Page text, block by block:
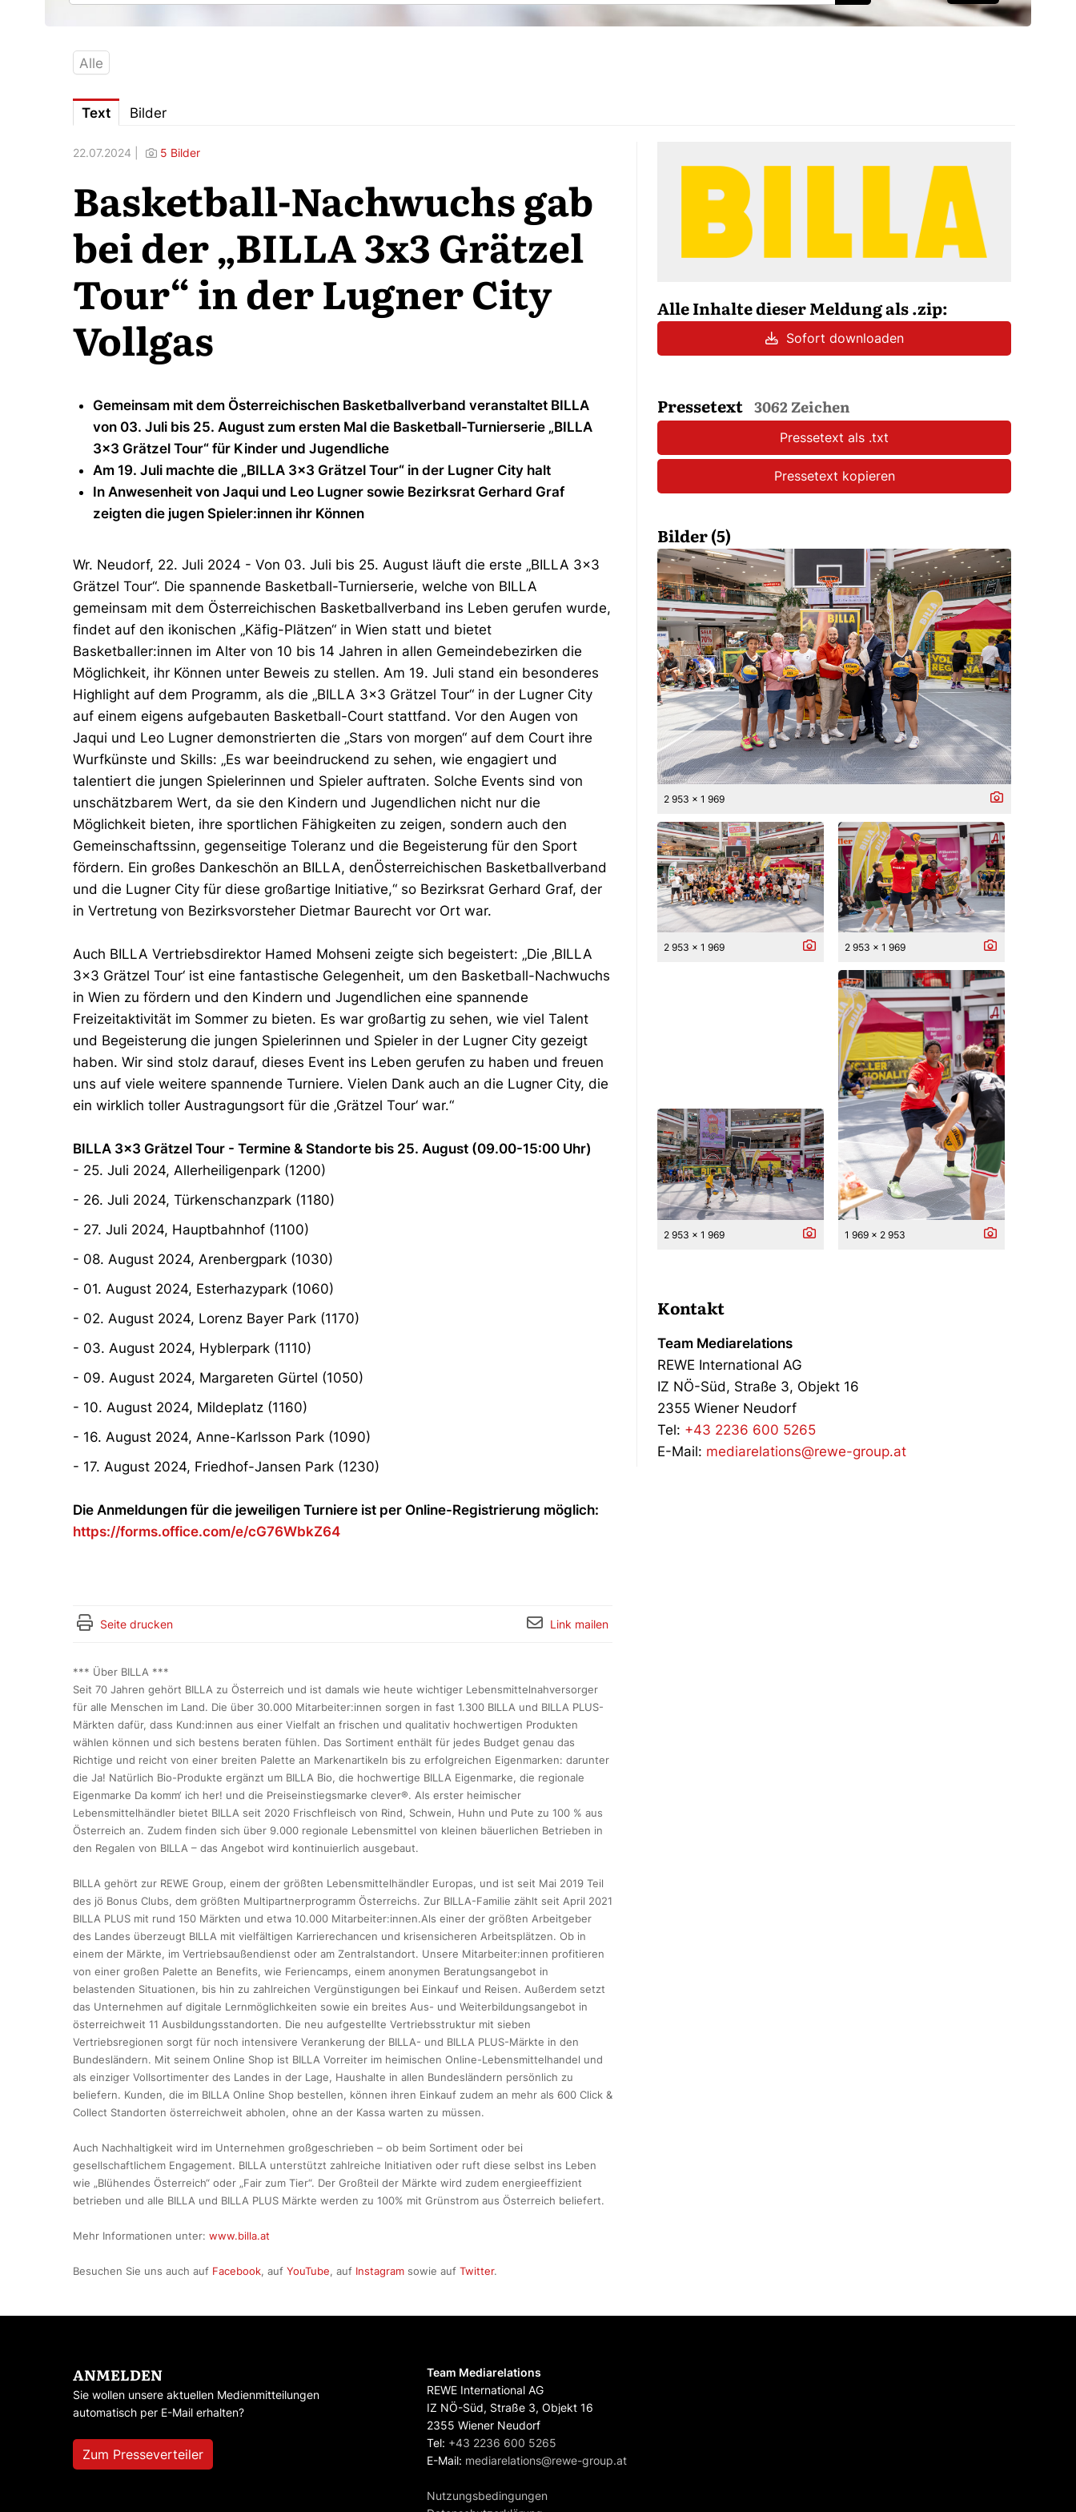
Alle
Text Bilder
22.07.2024 | 5 Bilder
Basketball-Nachwuchs gab
bei der „BILLA 3x3 Grätzel
Tour“ in der Lugner City
Vollgas
Gemeinsam mit dem Österreichischen Basketballverband veranstaltet BILLA
von 03. Juli bis 25. August zum ersten Mal die Basketball-Turnierserie „BILLA
3x3 Grätzel Tour“ für Kinder und Jugendliche
Am 19. Juli machte die „BILLA 3x3 Grätzel Tour“ in der Lugner City halt
In Anwesenheit von Jaqui und Leo Lugner sowie Bezirksrat Gerhard Graf
zeigten die jugen Spieler:innen ihr Können
Wr. Neudorf, 22. Juli 2024 - Von 03. Juli bis 25. August läuft die erste „BILLA 3x3
Grätzel Tour“. Die spannende Basketball-Turnierserie, welche von BILLA
gemeinsam mit dem Österreichischen Basketballverband ins Leben gerufen wurde,
findet auf den ikonischen „Käfig-Plätzen“ in Wien statt und bietet
Basketballer:innen im Alter von 10 bis 14 Jahren in allen Gemeindebezirken die
Möglichkeit, ihr Können unter Beweis zu stellen. Am 19. Juli stand ein besonderes
Highlight auf dem Programm, als die „BILLA 3x3 Grätzel Tour“ in der Lugner City
auf einem eigens aufgebauten Basketball-Court stattfand. Vor den Augen von
Jaqui und Leo Lugner demonstrierten die „Stars von morgen“ auf dem Court ihre
Wurfkünste und Skills: „Es war beeindruckend zu sehen, wie engagiert und
talentiert die jungen Spielerinnen und Spieler auftraten. Solche Events sind von
unschätzbarem Wert, da sie den Kindern und Jugendlichen nicht nur die
Möglichkeit bieten, ihre sportlichen Fähigkeiten zu zeigen, sondern auch den
Gemeinschaftssinn, gegenseitige Toleranz und die Begeisterung für den Sport
fördern. Ein großes Dankeschön an BILLA, denÖsterreichischen Basketballverband
und die Lugner City für diese großartige Initiative,“ so Bezirksrat Gerhard Graf, der
in Vertretung von Bezirksvorsteher Dietmar Baurecht vor Ort war.
Auch BILLA Vertriebsdirektor Hamed Mohseni zeigte sich begeistert: „Die ‚BILLA
3x3 Grätzel Tour‘ ist eine fantastische Gelegenheit, um den Basketball-Nachwuchs
in Wien zu fördern und den Kindern und Jugendlichen eine spannende
Freizeitaktivität im Sommer zu bieten. Es war großartig zu sehen, wie viel Talent
und Begeisterung die jungen Spielerinnen und Spieler in der Lugner City gezeigt
haben. Wir sind stolz darauf, dieses Event ins Leben gerufen zu haben und freuen
uns auf viele weitere spannende Turniere. Vielen Dank auch an die Lugner City, die
ein wirklich toller Austragungsort für die ‚Grätzel Tour‘ war.“
BILLA 3x3 Grätzel Tour - Termine & Standorte bis 25. August (09.00-15:00 Uhr)
- 25. Juli 2024, Allerheiligenpark (1200)
- 26. Juli 2024, Türkenschanzpark (1180)
- 27. Juli 2024, Hauptbahnhof (1100)
- 08. August 2024, Arenbergpark (1030)
- 01. August 2024, Esterhazypark (1060)
- 02. August 2024, Lorenz Bayer Park (1170)
- 03. August 2024, Hyblerpark (1110)
- 09. August 2024, Margareten Gürtel (1050)
- 10. August 2024, Mildeplatz (1160)
- 16. August 2024, Anne-Karlsson Park (1090)
- 17. August 2024, Friedhof-Jansen Park (1230)
Die Anmeldungen für die jeweiligen Turniere ist per Online-Registrierung möglich:
https://forms.office.com/e/cG76WbkZ64
Seite drucken Link mailen
*** Über BILLA ***
Seit 70 Jahren gehört BILLA zu Österreich und ist damals wie heute wichtiger Lebensmittelnahversorger
für alle Menschen im Land. Die über 30.000 Mitarbeiter:innen sorgen in fast 1.300 BILLA und BILLA PLUS-
Märkten dafür, dass Kund:innen aus einer Vielfalt an frischen und qualitativ hochwertigen Produkten
wählen können und sich bestens beraten fühlen. Das Sortiment enthält für jedes Budget genau das
Richtige und reicht von einer breiten Palette an Markenartikeln bis zu erfolgreichen Eigenmarken: darunter
die Ja! Natürlich Bio-Produkte ergänzt um BILLA Bio, die hochwertige BILLA Eigenmarke, die regionale
Eigenmarke Da komm‘ ich her! und die Preiseinstiegsmarke clever®. Als erster heimischer
Lebensmittelhändler bietet BILLA seit 2020 Frischfleisch von Rind, Schwein, Huhn und Pute zu 100 % aus
Österreich an. Zudem finden sich über 9.000 regionale Lebensmittel von kleinen bäuerlichen Betrieben in
den Regalen von BILLA – das Angebot wird kontinuierlich ausgebaut.
BILLA gehört zur REWE Group, einem der größten Lebensmittelhändler Europas, und ist seit Mai 2019 Teil
des jö Bonus Clubs, dem größten Multipartnerprogramm Österreichs. Zur BILLA-Familie zählt seit April 2021
BILLA PLUS mit rund 150 Märkten und etwa 10.000 Mitarbeiter:innen.Als einer der größten Arbeitgeber
des Landes überzeugt BILLA mit vielfältigen Karrierechancen und krisensicheren Arbeitsplätzen. Ob in
einem der Märkte, im Vertriebsaußendienst oder am Zentralstandort. Unsere Mitarbeiter:innen profitieren
von einer großen Palette an Benefits, wie Feriencamps, einem anonymen Beratungsangebot in
belastenden Situationen, bis hin zu zahlreichen Vergünstigungen bei Einkauf und Reisen. Außerdem setzt
das Unternehmen auf digitale Lernmöglichkeiten sowie ein breites Aus- und Weiterbildungsangebot in
österreichweit 11 Ausbildungsstandorten. Die neu aufgestellte Vertriebsstruktur mit sieben
Vertriebsregionen sorgt für noch intensivere Verankerung der BILLA- und BILLA PLUS-Märkte in den
Bundesländern. Mit seinem Online Shop ist BILLA Vorreiter im heimischen Online-Lebensmittelhandel und
als einziger Vollsortimenter des Landes in der Lage, Haushalte in allen Bundesländern persönlich zu
beliefern. Kunden, die im BILLA Online Shop bestellen, können ihren Einkauf zudem an mehr als 600 Click &
Collect Standorten österreichweit abholen, ohne an der Kassa warten zu müssen.
Auch Nachhaltigkeit wird im Unternehmen großgeschrieben – ob beim Sortiment oder bei
gesellschaftlichem Engagement. BILLA unterstützt zahlreiche Initiativen oder ruft diese selbst ins Leben
wie „Blühendes Österreich“ oder „Fair zum Tier“. Der Großteil der Märkte wird zudem energieeffizient
betrieben und alle BILLA und BILLA PLUS Märkte werden zu 100% mit Grünstrom aus Österreich beliefert.
Mehr Informationen unter: www.billa.at
Besuchen Sie uns auch auf Facebook, auf YouTube, auf Instagram sowie auf Twitter.
Alle Inhalte dieser Meldung als .zip:
Sofort downloaden
Pressetext 3062 Zeichen
Pressetext als .txt
Pressetext kopieren
Bilder (5)
2 953 x 1 969
2 953 x 1 969 2 953 x 1 969
2 953 x 1 969 1 969 x 2 953
Kontakt
Team Mediarelations
REWE International AG
IZ NÖ-Süd, Straße 3, Objekt 16
2355 Wiener Neudorf
Tel: +43 2236 600 5265
E-Mail: mediarelations@rewe-group.at
ANMELDEN
Sie wollen unsere aktuellen Medienmitteilungen
automatisch per E-Mail erhalten?
Zum Presseverteiler
Team Mediarelations
REWE International AG
IZ NÖ-Süd, Straße 3, Objekt 16
2355 Wiener Neudorf
Tel: +43 2236 600 5265
E-Mail: mediarelations@rewe-group.at
Nutzungsbedingungen